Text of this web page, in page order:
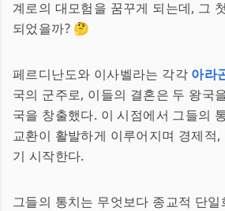
계로의 대모험을 꿈꾸게 되는데, 그
되었을까? 🤔
페르디난도와 이사벨라는 각각 아라
국의 군주로, 이들의 결혼은 두 왕국
국을 창출했다. 이 시점에서 그들의
교환이 활발하게 이루어지며 경제적
기 시작한다.
그들의 통치는 무엇보다 종교적 단